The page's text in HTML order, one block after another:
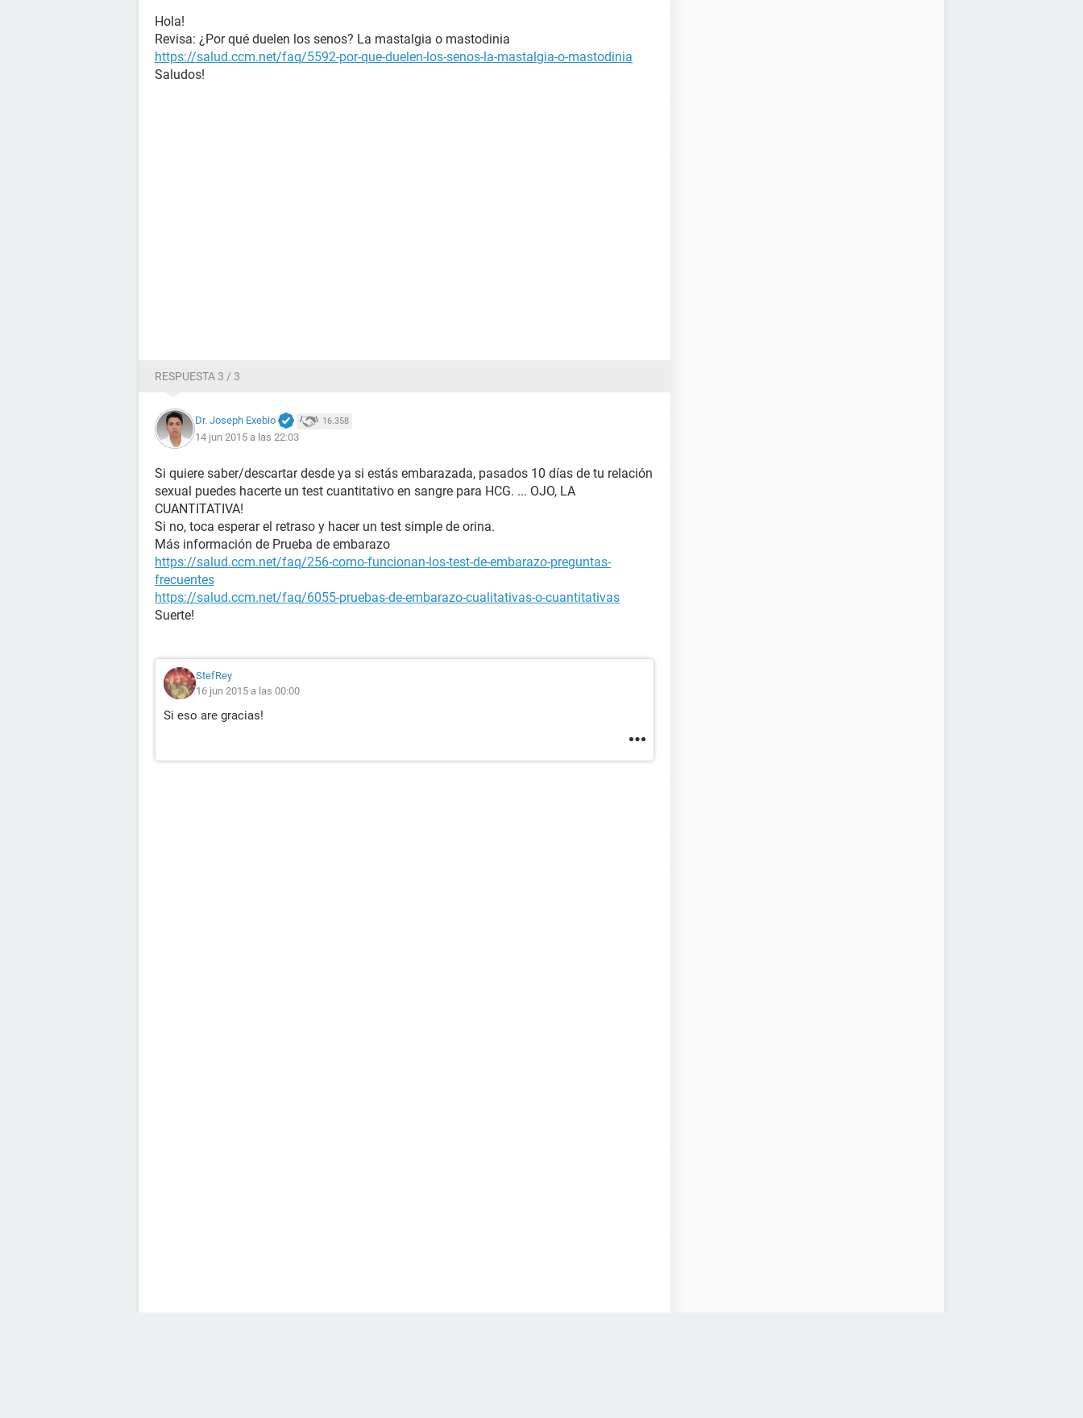
Hola!
Revisa: ¿Por qué duelen los senos? La mastalgia o mastodinia
https://salud.ccm.net/faq/5592-por-que-duelen-los-senos-la-mastalgia-o-mastodinia
Saludos!
RESPUESTA 3 / 3
Dr. Joseph Exebio 16.358
14 jun 2015 a las 22:03
Si quiere saber/descartar desde ya si estás embarazada, pasados 10 días de tu relación
sexual puedes hacerte un test cuantitativo en sangre para HCG. ... OJO, LA
CUANTITATIVA!
Si no, toca esperar el retraso y hacer un test simple de orina.
Más información de Prueba de embarazo
https://salud.ccm.net/faq/256-como-funcionan-los-test-de-embarazo-preguntas-
frecuentes
https://salud.ccm.net/faq/6055-pruebas-de-embarazo-cualitativas-o-cuantitativas
Suerte!
StefRey
16 jun 2015 a las 00:00
Si eso are gracias!